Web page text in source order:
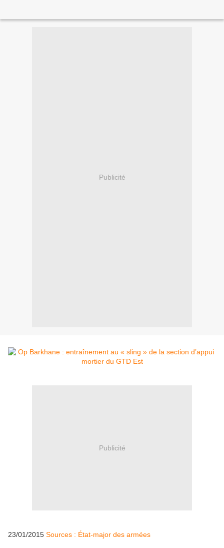
Publicité
Publicité
23/01/2015 Sources : État-major des armées